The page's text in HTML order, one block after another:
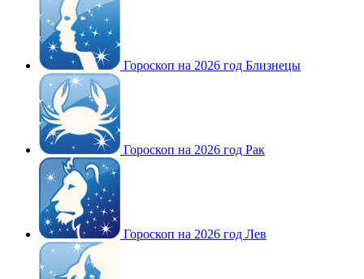
Гороскоп на 2026 год Близнецы
Гороскоп на 2026 год Рак
Гороскоп на 2026 год Лев